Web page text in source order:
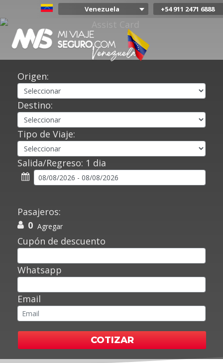
+54 911 2471 6888
Venezuela
Argentina
Colombia
Mexico
Chile
Origen:
Destino:
Tipo de Viaje:
Salida/Regreso: 1 dia
Pasajeros:
0 Agregar
Cupón de descuento
Whatsapp
Email
COTIZAR